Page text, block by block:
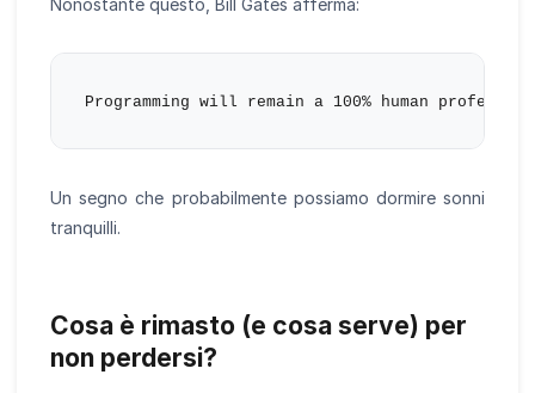
Nonostante questo, Bill Gates afferma:
Un segno che probabilmente possiamo dormire sonni
tranquilli.
Cosa è rimasto (e cosa serve) per
non perdersi?